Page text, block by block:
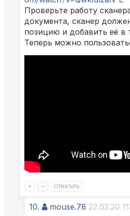
Проверьте работу
документа, сканер
позицию и добавить её в
Теперь можно
+ – Ответить
10. mouse.78 22.02.20